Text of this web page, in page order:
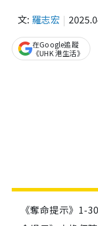
文: 羅志宏
在Google追蹤
《UHK 港生活》
《奪命提示》1-